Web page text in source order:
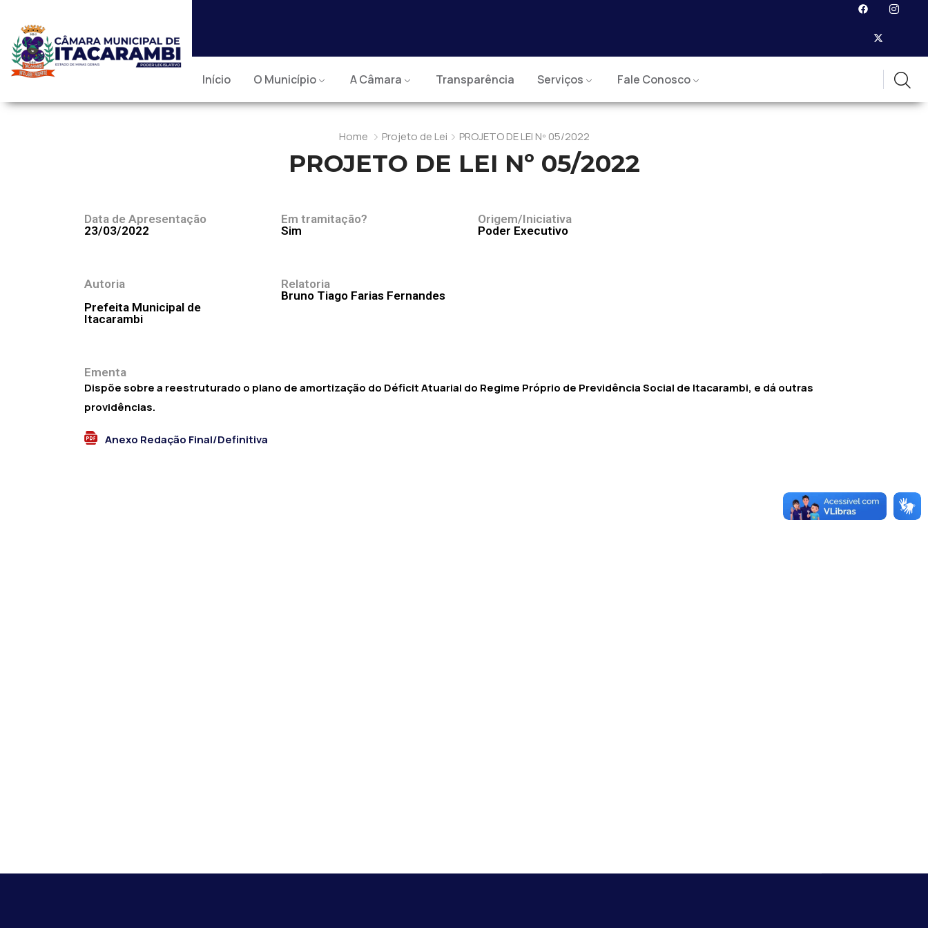
Início O Município A Câmara Transparência Serviços Fale Conosco
Home Projeto de Lei PROJETO DE LEI Nº 05/2022
PROJETO DE LEI Nº 05/2022
Data de Apresentação
23/03/2022
Em tramitação?
Sim
Origem/Iniciativa
Poder Executivo
Autoria
Prefeita Municipal de
Itacarambi
Relatoria
Bruno Tiago Farias Fernandes
Ementa
Dispõe sobre a reestruturado o plano de amortização do Déficit Atuarial do Regime Próprio de Previdência Social de Itacarambi, e dá outras
providências.
Anexo Redação Final/Definitiva